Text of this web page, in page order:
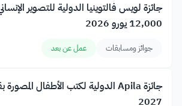
جائزة لويس فالتوينيا الدولية للتصوير
12,000 يورو 2026
جوائز ومسابقات عمل عن بعد
2027